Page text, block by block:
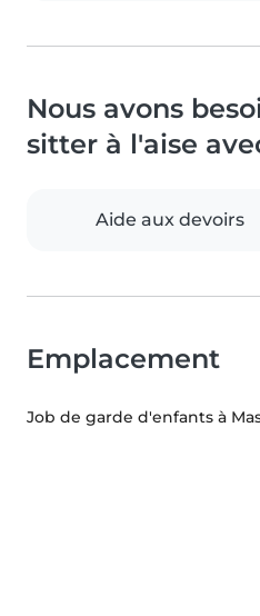
Nous avons
sitter à l'aise
Aide aux devoirs
Emplacement
Job de garde d'enfants à